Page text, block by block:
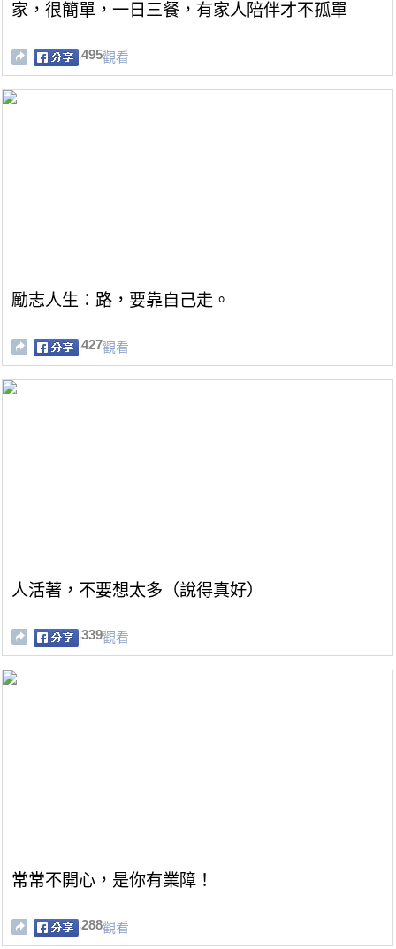
家，很簡單，一日三餐，有家人陪伴才不孤單
495觀看
勵志人生：路，要靠自己走。
427觀看
人活著，不要想太多（說得真好）
339觀看
常常不開心，是你有業障！
288觀看